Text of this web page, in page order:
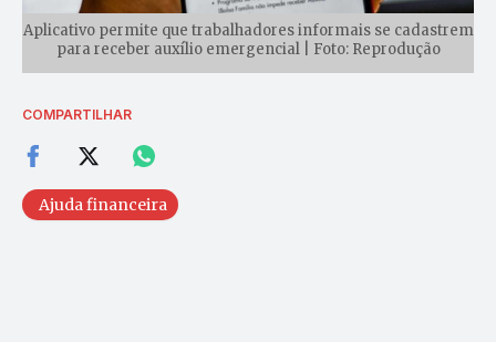
Aplicativo permite que trabalhadores informais se cadastrem
para receber auxílio emergencial | Foto: Reprodução
COMPARTILHAR
Ajuda financeira